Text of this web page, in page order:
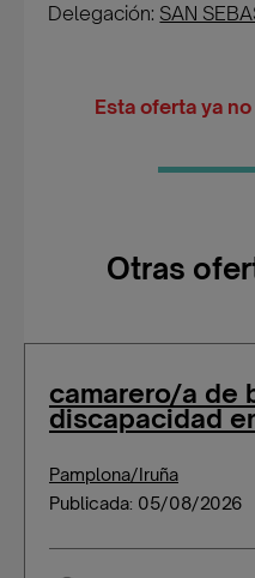
Delegación: SAN
Esta oferta ya
Otras
camarero/a de
discapacidad
Pamplona/Iruña
Publicada: 05/08/2026